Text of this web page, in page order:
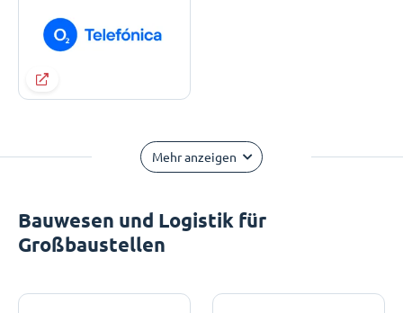
Mehr anzeigen
Bauwesen und Logistik für
Großbaustellen